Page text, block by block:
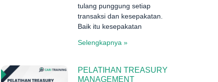
tulang punggung setiap
transaksi dan kesepakatan.
Baik itu kesepakatan
Selengkapnya »
PELATIHAN TREASURY
MANAGEMENT